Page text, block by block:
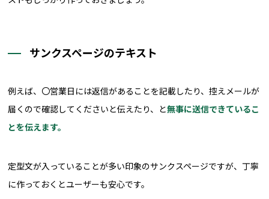
サンクスページのテキスト
例えば、〇営業日には返信があることを記載したり、控えメールが
届くので確認してくださいと伝えたり、と無事に送信できているこ
とを伝えます。
定型文が入っていることが多い印象のサンクスページですが、丁寧
に作っておくとユーザーも安心です。